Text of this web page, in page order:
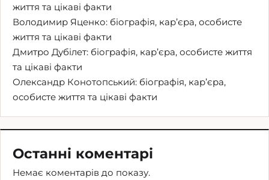
життя та цікаві факти
Володимир Яценко: біографія, кар’єра, особисте
життя та цікаві факти
Дмитро Дубілет: біографія, кар’єра, особисте життя
та цікаві факти
Олександр Конотопський: біографія, кар’єра,
особисте життя та цікаві факти
Останні коментарі
Немає коментарів до показу.